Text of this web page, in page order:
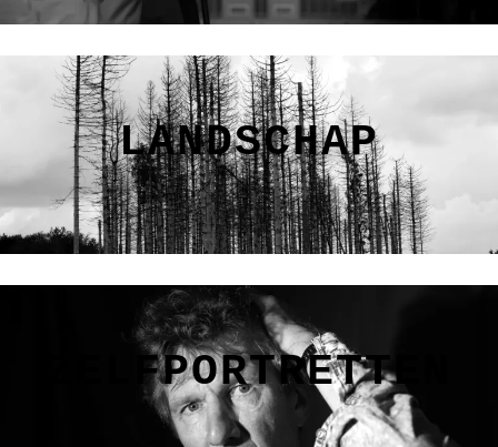
LANDSCHAP
ZELFPORTRETTEN